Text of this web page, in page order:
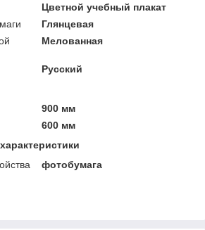
Цветной учебный плакат
Глянцевая
Мелованная
Русский
900 мм
600 мм
фотобумага